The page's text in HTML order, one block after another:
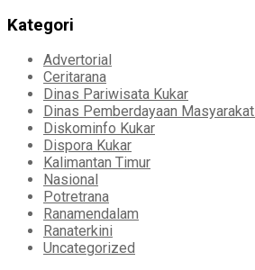
Kategori
Advertorial
Ceritarana
Dinas Pariwisata Kukar
Dinas Pemberdayaan
Diskominfo Kukar
Dispora Kukar
Kalimantan Timur
Nasional
Potretrana
Ranamendalam
Ranaterkini
Uncategorized